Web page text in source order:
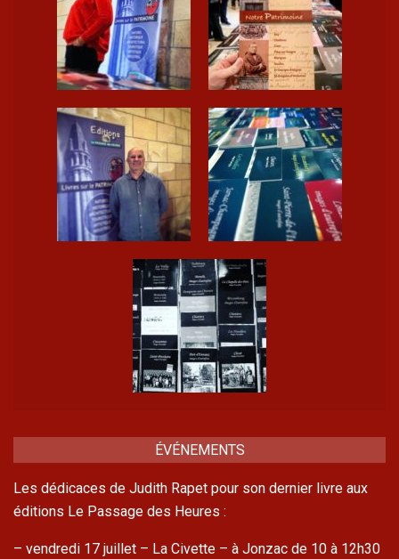
ÉVÉNEMENTS
Les dédicaces de Judith Rapet pour son dernier livre aux
éditions Le Passage des Heures :
– vendredi 17 juillet – La Civette – à Jonzac de 10 à 12h30